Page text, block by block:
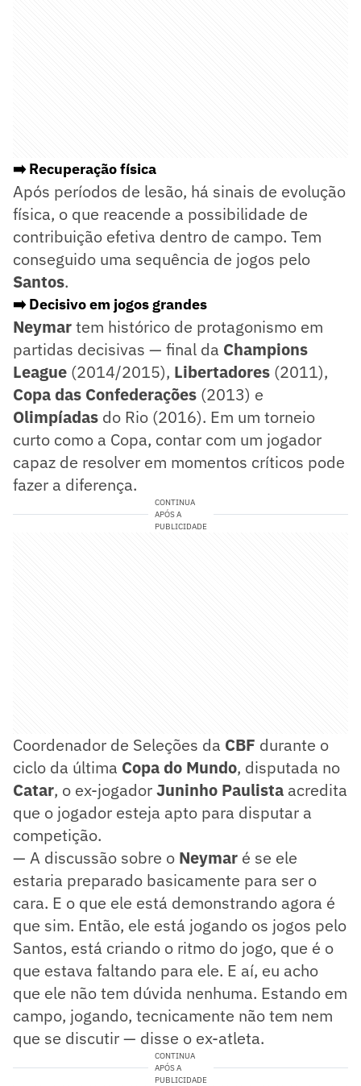
➡️ Recuperação física
Após períodos de lesão, há sinais de evolução
física, o que reacende a possibilidade de
contribuição efetiva dentro de campo. Tem
conseguido uma sequência de jogos pelo
Santos.
➡️ Decisivo em jogos grandes
Neymartem histórico de protagonismo em
partidas decisivas — final da Champions
League (2014/2015), Libertadores (2011),
Copa das Confederações (2013) e
Olimpíadas do Rio (2016). Em um torneio
curto como a Copa, contar com um jogador
capaz de resolver em momentos críticos pode
fazer a diferença.
CONTINUA
APÓS A
PUBLICIDADE
Coordenador de Seleções da CBF durante o
ciclo da última Copa do Mundo, disputada no
Catar, o ex-jogadorJuninho Paulista acredita
que o jogador esteja apto para disputar a
competição.
— A discussão sobre o Neymar é se ele
estaria preparado basicamente para ser o
cara. E o que ele está demonstrando agora é
que sim. Então, ele está jogando os jogos pelo
Santos, está criando o ritmo do jogo, que é o
que estava faltando para ele. E aí, eu acho
que ele não tem dúvida nenhuma. Estando em
campo, jogando, tecnicamente não tem nem
que se discutir — disse o ex-atleta.
CONTINUA
APÓS A
PUBLICIDADE